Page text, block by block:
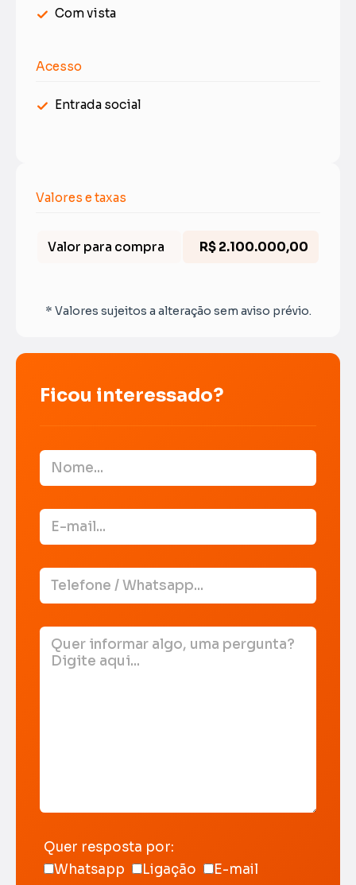
Com vista
Acesso
Entrada social
Valores e taxas
Valor para compra R$ 2.100.000,00
* Valores sujeitos a alteração sem aviso prévio.
Ficou interessado?
Quer resposta por:
Whatsapp
Ligação E-mail